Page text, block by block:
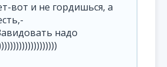
вот и не гордишься, а
надо